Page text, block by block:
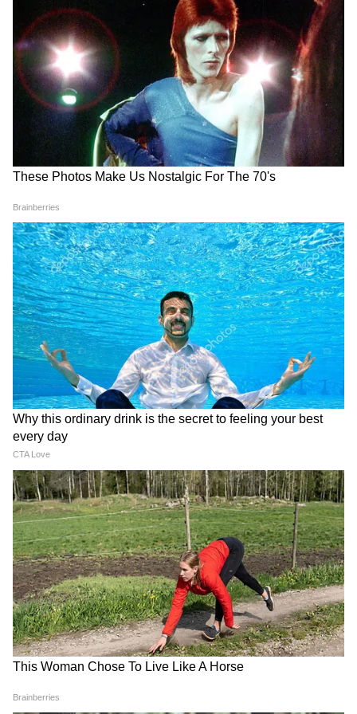
GT vs PBKS: পাঞ্জাব কিংসের বিরুদ্ধে রুদ্ধশ্বাস জয়,
প্লে-অফের দৌড়ে গুজরাট টাইটানস
PBKS vs DC: পাঞ্জাবের বিরুদ্ধে রুদ্ধশ্বাস জয় দিল্লির,
জমজমাট আইপিএল প্লে-অফের লড়াই
3
6